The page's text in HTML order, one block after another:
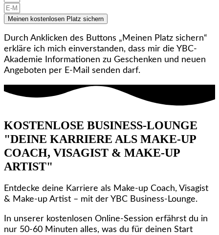
Meinen kostenlosen Platz sichern
Durch Anklicken des Buttons „Meinen Platz sichern“
erkläre ich mich einverstanden, dass mir die YBC-
Akademie Informationen zu Geschenken und neuen
Angeboten per E‑Mail senden darf.
KOSTENLOSE BUSINESS-LOUNGE
"DEINE KARRIERE ALS MAKE-UP
COACH, VISAGIST & MAKE-UP
ARTIST"
Entdecke deine Karriere als Make-up Coach, Visagist
& Make-up Artist – mit der YBC Business-Lounge.
In unserer kostenlosen Online-Session erfährst du in
nur 50-60 Minuten alles, was du für deinen Start